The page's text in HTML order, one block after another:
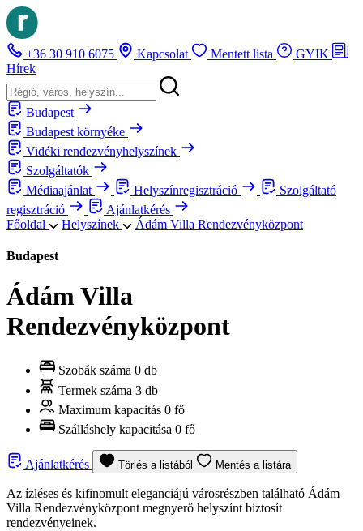
+36 30 910 6075 Kapcsolat Mentett lista
GYIK
Hírek
Budapest
Budapest környéke
Vidéki rendezvényhelyszínek
Szolgáltatók
Médiaajánlat
Helyszínregisztráció
Szolgáltató
regisztráció
Ajánlatkérés
Főoldal
Helyszínek Ádám Villa Rendezvényközpont
Budapest
Ádám Villa
Rendezvényközpont
Szobák száma 0 db
Termek száma 3 db
Maximum kapacitás 0 fő
Szálláshely kapacitása 0 fő
Ajánlatkérés Törlés a listából Mentés a listára
Az ízléses és kifinomult eleganciájú városrészben található Ádám
Villa Rendezvényközpont megnyerő helyszínt biztosít
rendezvényeinek.